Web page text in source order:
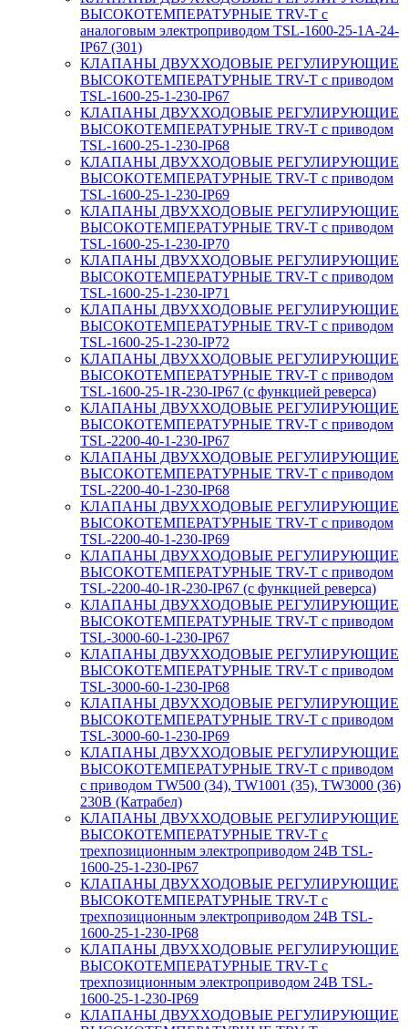
ВЫСОКОТЕМПЕРАТУРНЫЕ TRV-T с
аналоговым электроприводом TSL-1600-25-1А-24-
IP67 (301)
КЛАПАНЫ ДВУХХОДОВЫЕ РЕГУЛИРУЮЩИЕ
ВЫСОКОТЕМПЕРАТУРНЫЕ TRV-T с приводом
TSL-1600-25-1-230-IP67
КЛАПАНЫ ДВУХХОДОВЫЕ РЕГУЛИРУЮЩИЕ
ВЫСОКОТЕМПЕРАТУРНЫЕ TRV-T с приводом
TSL-1600-25-1-230-IP68
КЛАПАНЫ ДВУХХОДОВЫЕ РЕГУЛИРУЮЩИЕ
ВЫСОКОТЕМПЕРАТУРНЫЕ TRV-T с приводом
TSL-1600-25-1-230-IP69
КЛАПАНЫ ДВУХХОДОВЫЕ РЕГУЛИРУЮЩИЕ
ВЫСОКОТЕМПЕРАТУРНЫЕ TRV-T с приводом
TSL-1600-25-1-230-IP70
КЛАПАНЫ ДВУХХОДОВЫЕ РЕГУЛИРУЮЩИЕ
ВЫСОКОТЕМПЕРАТУРНЫЕ TRV-T с приводом
TSL-1600-25-1-230-IP71
КЛАПАНЫ ДВУХХОДОВЫЕ РЕГУЛИРУЮЩИЕ
ВЫСОКОТЕМПЕРАТУРНЫЕ TRV-T с приводом
TSL-1600-25-1-230-IP72
КЛАПАНЫ ДВУХХОДОВЫЕ РЕГУЛИРУЮЩИЕ
ВЫСОКОТЕМПЕРАТУРНЫЕ TRV-T с приводом
TSL-1600-25-1R-230-IP67 (с функцией реверса)
КЛАПАНЫ ДВУХХОДОВЫЕ РЕГУЛИРУЮЩИЕ
ВЫСОКОТЕМПЕРАТУРНЫЕ TRV-T с приводом
TSL-2200-40-1-230-IP67
КЛАПАНЫ ДВУХХОДОВЫЕ РЕГУЛИРУЮЩИЕ
ВЫСОКОТЕМПЕРАТУРНЫЕ TRV-T с приводом
TSL-2200-40-1-230-IP68
КЛАПАНЫ ДВУХХОДОВЫЕ РЕГУЛИРУЮЩИЕ
ВЫСОКОТЕМПЕРАТУРНЫЕ TRV-T с приводом
TSL-2200-40-1-230-IP69
КЛАПАНЫ ДВУХХОДОВЫЕ РЕГУЛИРУЮЩИЕ
ВЫСОКОТЕМПЕРАТУРНЫЕ TRV-T с приводом
TSL-2200-40-1R-230-IP67 (с функцией реверса)
КЛАПАНЫ ДВУХХОДОВЫЕ РЕГУЛИРУЮЩИЕ
ВЫСОКОТЕМПЕРАТУРНЫЕ TRV-T с приводом
TSL-3000-60-1-230-IP67
КЛАПАНЫ ДВУХХОДОВЫЕ РЕГУЛИРУЮЩИЕ
ВЫСОКОТЕМПЕРАТУРНЫЕ TRV-T с приводом
TSL-3000-60-1-230-IP68
КЛАПАНЫ ДВУХХОДОВЫЕ РЕГУЛИРУЮЩИЕ
ВЫСОКОТЕМПЕРАТУРНЫЕ TRV-T с приводом
TSL-3000-60-1-230-IP69
КЛАПАНЫ ДВУХХОДОВЫЕ РЕГУЛИРУЮЩИЕ
ВЫСОКОТЕМПЕРАТУРНЫЕ TRV-T с приводом
с приводом TW500 (34), TW1001 (35), TW3000 (36)
230В (Катрабел)
КЛАПАНЫ ДВУХХОДОВЫЕ РЕГУЛИРУЮЩИЕ
ВЫСОКОТЕМПЕРАТУРНЫЕ TRV-T с
трехпозиционным электроприводом 24В TSL-
1600-25-1-230-IP67
КЛАПАНЫ ДВУХХОДОВЫЕ РЕГУЛИРУЮЩИЕ
ВЫСОКОТЕМПЕРАТУРНЫЕ TRV-T с
трехпозиционным электроприводом 24В TSL-
1600-25-1-230-IP68
КЛАПАНЫ ДВУХХОДОВЫЕ РЕГУЛИРУЮЩИЕ
ВЫСОКОТЕМПЕРАТУРНЫЕ TRV-T с
трехпозиционным электроприводом 24В TSL-
1600-25-1-230-IP69
КЛАПАНЫ ДВУХХОДОВЫЕ РЕГУЛИРУЮЩИЕ